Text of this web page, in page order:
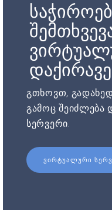
გთხოვთ,
გამოც
სერვერი.
ᲕᲘᲠᲢᲣᲐᲚᲣᲠᲘ